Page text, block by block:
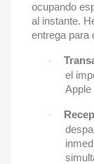
ocupando
al instante.
entrega para
·
el
Apple
·